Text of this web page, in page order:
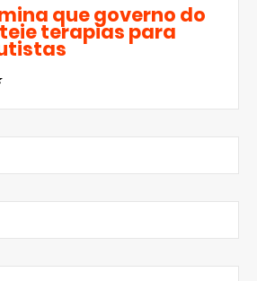
que governo do
terapias para